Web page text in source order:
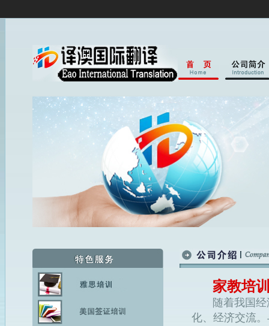
家教培
随着我国经济
化、经济交流